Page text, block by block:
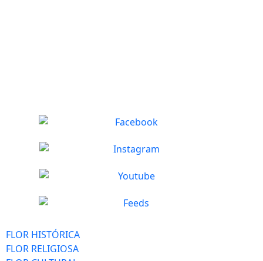
FLOR HISTÓRICA
FLOR RELIGIOSA